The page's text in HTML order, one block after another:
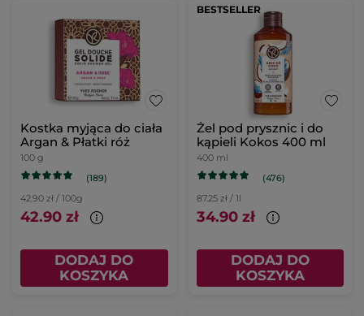
Kostka myjąca do ciała
Argan & Płatki róż
100 g
(189)
42.90 zł / 100g
42.90 zł
DODAJ DO
KOSZYKA
BESTSELLER
Żel pod prysznic i do
kąpieli Kokos 400 ml
400 ml
(476)
87.25 zł / 1l
34.90 zł
DODAJ DO
KOSZYKA